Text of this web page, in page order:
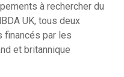
à rechercher du
UK, tous deux
financés par les
et britannique